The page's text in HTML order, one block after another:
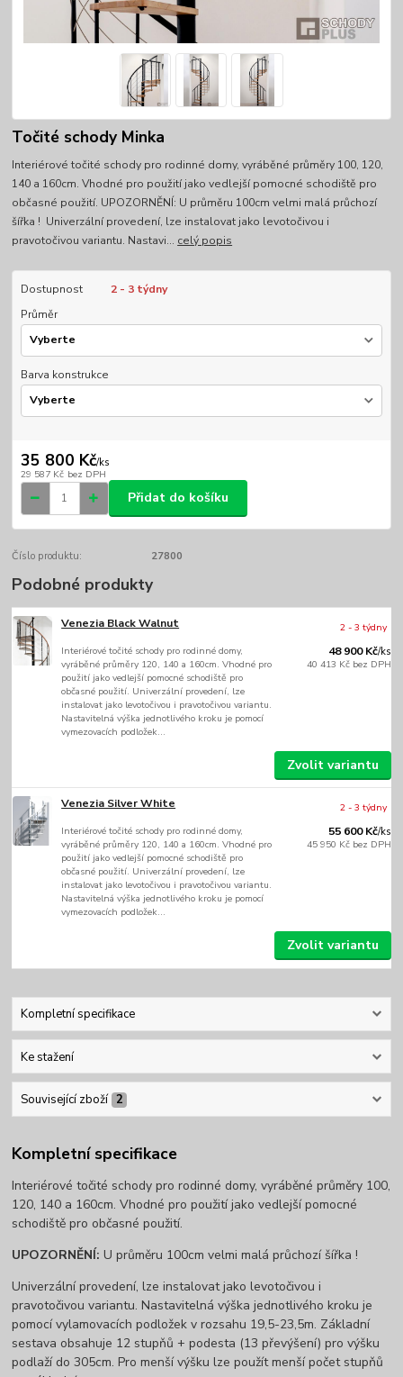
Točité schody Minka
Interiérové točité schody pro rodinné domy, vyráběné průměry 100, 120,
140 a 160cm. Vhodné pro použití jako vedlejší pomocné schodiště pro
občasné použití. UPOZORNĚNÍ: U průměru 100cm velmi malá průchozí
šířka ! Univerzální provedení, lze instalovat jako levotočivou i
pravotočivou variantu. Nastavi... celý popis
Dostupnost
2 - 3 týdny
Průměr
Barva konstrukce
35 800 Kč/ks
29 587 Kč bez DPH
Přidat do košíku
Číslo produktu: 27800
Podobné produkty
Venezia Black Walnut
Interiérové točité schody pro rodinné domy,
vyráběné průměry 120, 140 a 160cm. Vhodné pro
použití jako vedlejší pomocné schodiště pro
občasné použití. Univerzální provedení, lze
instalovat jako levotočivou i pravotočivou variantu.
Nastavitelná výška jednotlivého kroku je pomocí
vymezovacích podložek...
48 900 Kč/ks
40 413 Kč bez DPH
2 - 3 týdny
Zvolit variantu
Venezia Silver White
Interiérové točité schody pro rodinné domy,
vyráběné průměry 120, 140 a 160cm. Vhodné pro
použití jako vedlejší pomocné schodiště pro
občasné použití. Univerzální provedení, lze
instalovat jako levotočivou i pravotočivou variantu.
Nastavitelná výška jednotlivého kroku je pomocí
vymezovacích podložek...
55 600 Kč/ks
45 950 Kč bez DPH
2 - 3 týdny
Zvolit variantu
Kompletní specifikace
Ke stažení
Související zboží 2
Kompletní specifikace
Interiérové točité schody pro rodinné domy, vyráběné průměry 100,
120, 140 a 160cm. Vhodné pro použití jako vedlejší pomocné
schodiště pro občasné použití.
UPOZORNĚNÍ:U průměru 100cm velmi malá průchozí šířka !
Univerzální provedení, lze instalovat jako levotočivou i
pravotočivou variantu. Nastavitelná výška jednotlivého kroku je
pomocí vylamovacích podložek v rozsahu 19,5-23,5m. Základní
sestava obsahuje 12 stupňů + podesta (13 převýšení) pro výšku
podlaží do 305cm. Pro menší výšku lze použít menší počet stupňů